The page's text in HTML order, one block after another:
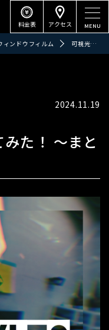
料金表 アクセス
ィンドウフィルム 可視光線透過率 測ってみた！ ～まとめ その３～
2024.11.19
た！ ～まと